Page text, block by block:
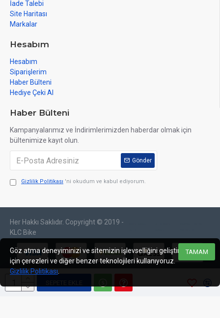
SEPETE EKLE
İade Talebi
Site Haritası
Markalar
Hesabım
Hesabım
Siparişlerim
Haber Bülteni
Hediye Çeki Al
Haber Bülteni
Kampanyalarımız ve İndirimlerimizden haberdar olmak için
bültenimize kayıt olun.
Gönder
Gizlilik Politikası 'ni okudum ve kabul ediyorum.
Her Hakkı Saklıdır. Copyright © 2019 -
KLC Bike
TAMAM
Göz atma deneyiminizi ve sitemizin işlevselliğini geliştirmek
için çerezleri ve diğer benzer teknolojileri kullanıyoruz.
Gizlilik Politikası